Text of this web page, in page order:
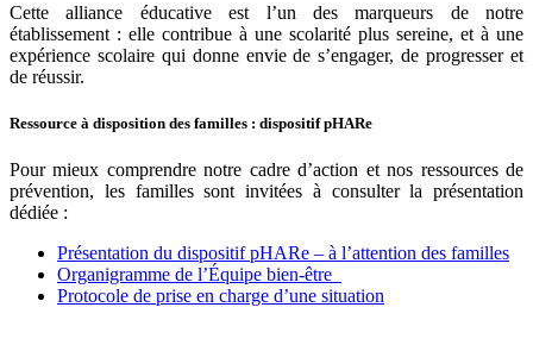
Cette alliance éducative est l’un des marqueurs de notre
établissement : elle contribue à une scolarité plus sereine, et à une
expérience scolaire qui donne envie de s’engager, de progresser et
de réussir.
Ressource à disposition des familles : dispositif pHARe
Pour mieux comprendre notre cadre d’action et nos ressources de
prévention, les familles sont invitées à consulter la présentation
dédiée :
Présentation du dispositif pHARe – à l’attention des familles
Organigramme de l’Équipe bien-être
Protocole de prise en charge d’une situation